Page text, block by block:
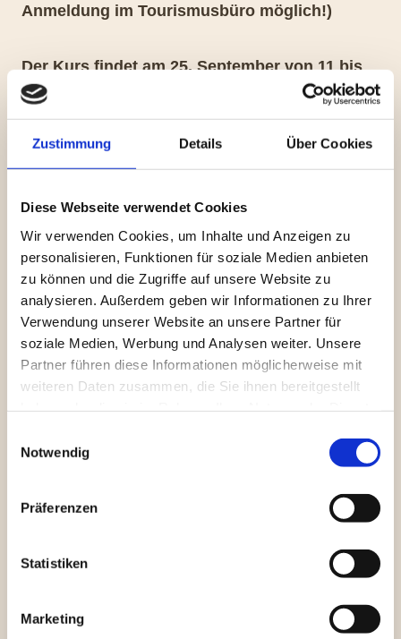
Zustimmung Details Über Cookies
Diese Webseite verwendet Cookies
Wir verwenden Cookies, um Inhalte und Anzeigen zu
personalisieren, Funktionen für soziale Medien anbieten
zu können und die Zugriffe auf unsere Website zu
analysieren. Außerdem geben wir Informationen zu Ihrer
Verwendung unserer Website an unsere Partner für
soziale Medien, Werbung und Analysen weiter. Unsere
Partner führen diese Informationen möglicherweise mit
weiteren Daten zusammen, die Sie ihnen bereitgestellt
Notwendig
Präferenzen
Statistiken
Marketing
Anmeldung im Tourismusbüro möglich!)
Der Kurs findet am 25. September von 11 bis
13 Uhr auf dem Marktplatz in Büdingen statt.
In der Kursgebühr (10€) sind Getränke und kleine
Snacks enthalten. Ihr solltet Sportkleidung, dicke
Handschuhe und natürlich Spaß mitbringen!
Teilnahme ab 18 Jahren oder mit Erlaubnis der
Es gelten die aktuellen Corona-
Schutzmaßnahmen.
Das Mittelalterfest zu
Büdingen